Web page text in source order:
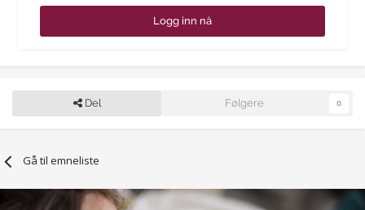
Logg inn nå
Del Følgere 0
Gå til emneliste